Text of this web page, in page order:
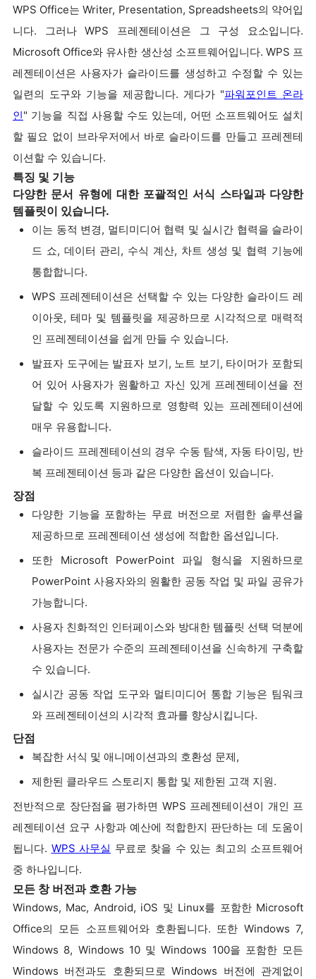
WPS Office는 Writer, Presentation, Spreadsheets의 약어입
니다. 그러나 WPS 프레젠테이션은 그 구성 요소입니다.
Microsoft Office와 유사한 생산성 소프트웨어입니다. WPS 프
레젠테이션은 사용자가 슬라이드를 생성하고 수정할 수 있는
일련의 도구와 기능을 제공합니다. 게다가 "파워포인트 온라
인" 기능을 직접 사용할 수도 있는데, 어떤 소프트웨어도 설치
할 필요 없이 브라우저에서 바로 슬라이드를 만들고 프레젠테
이션할 수 있습니다.
특징 및 기능
다양한 문서 유형에 대한 포괄적인 서식 스타일과 다양한
템플릿이 있습니다.
이는 동적 변경, 멀티미디어 협력 및 실시간 협력을 슬라이
드 쇼, 데이터 관리, 수식 계산, 차트 생성 및 협력 기능에
통합합니다.
WPS 프레젠테이션은 선택할 수 있는 다양한 슬라이드 레
이아웃, 테마 및 템플릿을 제공하므로 시각적으로 매력적
인 프레젠테이션을 쉽게 만들 수 있습니다.
발표자 도구에는 발표자 보기, 노트 보기, 타이머가 포함되
어 있어 사용자가 원활하고 자신 있게 프레젠테이션을 전
달할 수 있도록 지원하므로 영향력 있는 프레젠테이션에
매우 유용합니다.
슬라이드 프레젠테이션의 경우 수동 탐색, 자동 타이밍, 반
복 프레젠테이션 등과 같은 다양한 옵션이 있습니다.
장점
다양한 기능을 포함하는 무료 버전으로 저렴한 솔루션을
제공하므로 프레젠테이션 생성에 적합한 옵션입니다.
또한 Microsoft PowerPoint 파일 형식을 지원하므로
PowerPoint 사용자와의 원활한 공동 작업 및 파일 공유가
가능합니다.
사용자 친화적인 인터페이스와 방대한 템플릿 선택 덕분에
사용자는 전문가 수준의 프레젠테이션을 신속하게 구축할
수 있습니다.
실시간 공동 작업 도구와 멀티미디어 통합 기능은 팀워크
와 프레젠테이션의 시각적 효과를 향상시킵니다.
단점
복잡한 서식 및 애니메이션과의 호환성 문제,
제한된 클라우드 스토리지 통합 및 제한된 고객 지원.
전반적으로 장단점을 평가하면 WPS 프레젠테이션이 개인 프
레젠테이션 요구 사항과 예산에 적합한지 판단하는 데 도움이
됩니다. WPS 사무실 무료로 찾을 수 있는 최고의 소프트웨어
중 하나입니다.
모든 창 버전과 호환 가능
Windows, Mac, Android, iOS 및 Linux를 포함한 Microsoft
Office의 모든 소프트웨어와 호환됩니다. 또한 Windows 7,
Windows 8, Windows 10 및 Windows 100을 포함한 모든
Windows 버전과도 호환되므로 Windows 버전에 관계없이